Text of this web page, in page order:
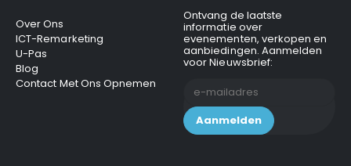
Over Ons
ICT-Remarketing
U-Pas
Blog
Contact Met Ons Opnemen
Ontvang de laatste
informatie over
evenementen, verkopen en
aanbiedingen. Aanmelden
voor Nieuwsbrief: